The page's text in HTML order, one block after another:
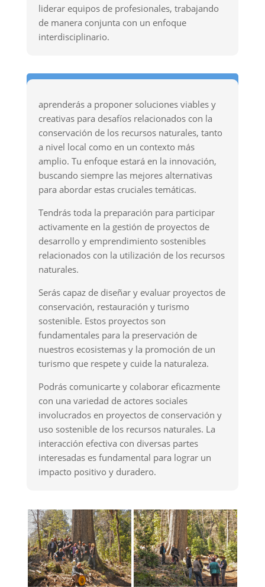
liderar equipos de profesionales, trabajando
de manera conjunta con un enfoque
interdisciplinario.
aprenderás a proponer soluciones viables y
creativas para desafíos relacionados con la
conservación de los recursos naturales, tanto
a nivel local como en un contexto más
amplio. Tu enfoque estará en la innovación,
buscando siempre las mejores alternativas
para abordar estas cruciales temáticas.
Tendrás toda la preparación para participar
activamente en la gestión de proyectos de
desarrollo y emprendimiento sostenibles
relacionados con la utilización de los recursos
naturales.
Serás capaz de diseñar y evaluar proyectos de
conservación, restauración y turismo
sostenible. Estos proyectos son
fundamentales para la preservación de
nuestros ecosistemas y la promoción de un
turismo que respete y cuide la naturaleza.
Podrás comunicarte y colaborar eficazmente
con una variedad de actores sociales
involucrados en proyectos de conservación y
uso sostenible de los recursos naturales. La
interacción efectiva con diversas partes
interesadas es fundamental para lograr un
impacto positivo y duradero.